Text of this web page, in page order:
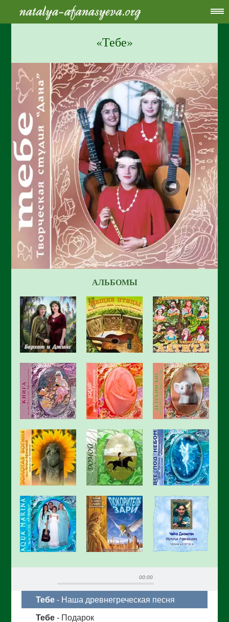
«Тебе»
АЛЬБОМЫ
00:00
Тебе - Наша древнегреческая песня
Тебе - Подарок